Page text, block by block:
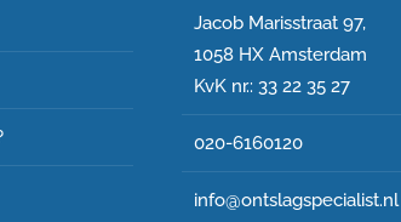
Jacob Marisstraat 97,
1058 HX Amsterdam
KvK nr.: 33 22 35 27
020-6160120
info@ontslagspecialist.nl